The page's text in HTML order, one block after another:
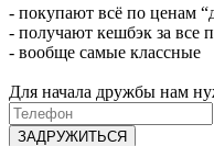
- покупают всё по ценам
- получают кешбэк за все
- вообще самые классные
Для начала дружбы нам
ЗАДРУЖИТЬСЯ